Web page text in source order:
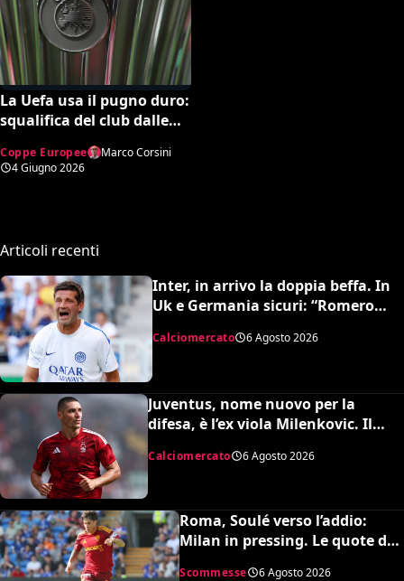
La Uefa usa il pugno duro:
squalifica del club dalle
Coppe Europee
Marco Corsini
4 Giugno 2026
Articoli recenti
Inter, in arrivo la doppia beffa. In
Uk e Germania sicuri: “Romero
Calciomercato 6 Agosto 2026
Juventus, nome nuovo per la
difesa, è l’ex viola Milenkovic. Il
milioni
Calciomercato 6 Agosto 2026
Roma, Soulé verso l’addio:
Milan in pressing. Le quote dei
Scommesse 6 Agosto 2026